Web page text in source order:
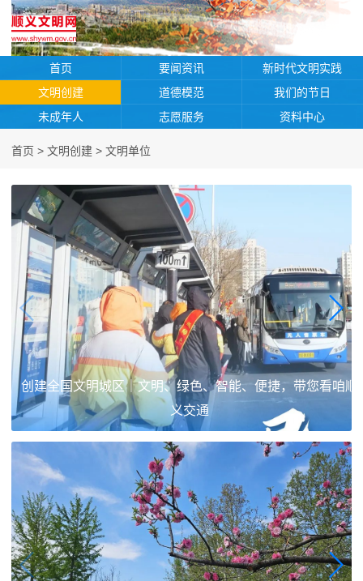
首页 要闻资讯
新时代文明实践
文明创建
道德模范
我们的节日
未成年人
志愿服务 资料中心
首页 > 文明创建 > 文明单位
创建全国文明城区｜文明、绿色、智能、便捷，带您看咱顺
义交通